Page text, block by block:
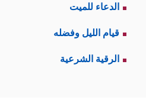
الدعاء للميت
قيام الليل وفضله
الرقية الشرعية